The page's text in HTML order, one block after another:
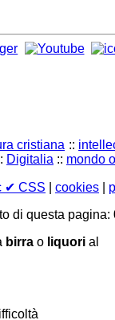
cristiana ::
Digitalia :: mondo
✔ CSS cookies
di questa pagina:
birra o liquori al